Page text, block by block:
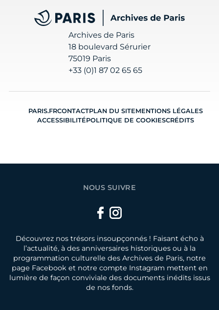
Archives de Paris
Archives de Paris
18 boulevard Sérurier
75019 Paris
+33 (0)1 87 02 65 65
PARIS.FRCONTACTPLAN DU SITEMENTIONS LÉGALES
ACCESSIBILITÉPOLITIQUE DE COOKIESCRÉDITS
NOUS SUIVRE
Facebook
Instagram
Découvrez nos trésors insoupçonnés ! Faisant écho à
l’actualité, à des anniversaires historiques ou à la
programmation culturelle des Archives de Paris, notre
page Facebook et notre compte Instagram mettent en
lumière de façon conviviale des documents inédits issus
de nos fonds.